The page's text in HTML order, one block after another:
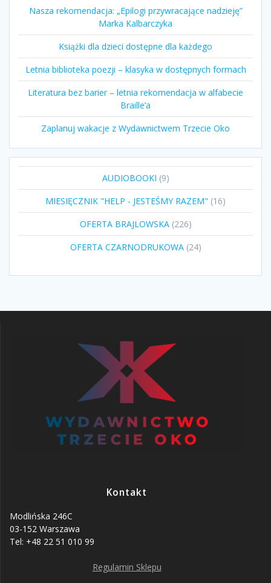
Nasza rekomendacja: „Epilogi przywracające nadzieję”
Marka Kalbarczyka
Książki dla dzieci dostępne dla każdego
Letnia biblioteka poezji – klasyka w dostępnych formach
Literatura bez barier – letnia rekomendacja w alfabecie
Braille’a
Zaplanuj wakacje z Wydawnictwem Trzecie Oko
AUDIOBOOKI 99
produktów
MIESIĘCZNIK "HELP - JESTEŚMY RAZEM" 1616
produktów
OFERTA BRAJLOWSKA 226226
produktów
OFERTA CZARNODRUKOWA 2424
Kontakt
Modlińska 246C
03-152 Warszawa
Tel: +48 22 51 010 99
Regulamin Sklepu